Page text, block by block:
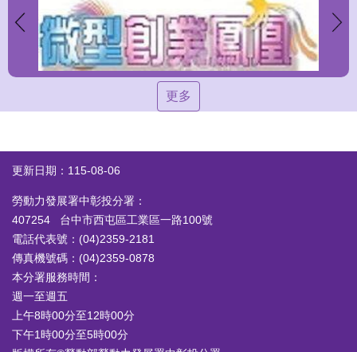
更多
更新日期：115-08-06
勞動力發展署中彰投分署：
407254 台中市西屯區工業區一路100號
電話代表號：(04)2359-2181
傳真機號碼：(04)2359-0878
本分署服務時間：
週一至週五
上午8時00分至12時00分
下午1時00分至5時00分